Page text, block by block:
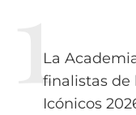
La
finalistas de
Icónicos